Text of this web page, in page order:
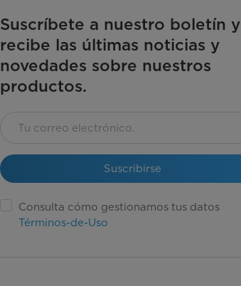
Suscríbete a nuestro boletín y
recibe las últimas noticias y
novedades sobre nuestros
productos.
Suscribirse
Consulta cómo gestionamos tus datos
Términos-de-Uso